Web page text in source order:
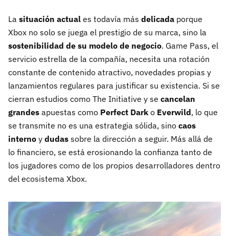
La situación actual es todavía más delicada porque
Xbox no solo se juega el prestigio de su marca, sino la
sostenibilidad de su modelo de negocio. Game Pass, el
servicio estrella de la compañía, necesita una rotación
constante de contenido atractivo, novedades propias y
lanzamientos regulares para justificar su existencia. Si se
cierran estudios como The Initiative y se cancelan
grandes apuestas como Perfect Dark o Everwild, lo que
se transmite no es una estrategia sólida, sino caos
interno y dudas sobre la dirección a seguir. Más allá de
lo financiero, se está erosionando la confianza tanto de
los jugadores como de los propios desarrolladores dentro
del ecosistema Xbox.